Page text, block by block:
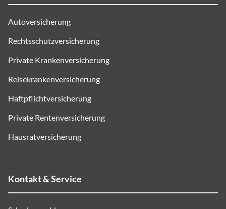
Autoversicherung
Rechtsschutzversicherung
Private Krankenversicherung
Reisekrankenversicherung
Haftpflichtversicherung
Private Rentenversicherung
Hausratversicherung
Kontakt & Service